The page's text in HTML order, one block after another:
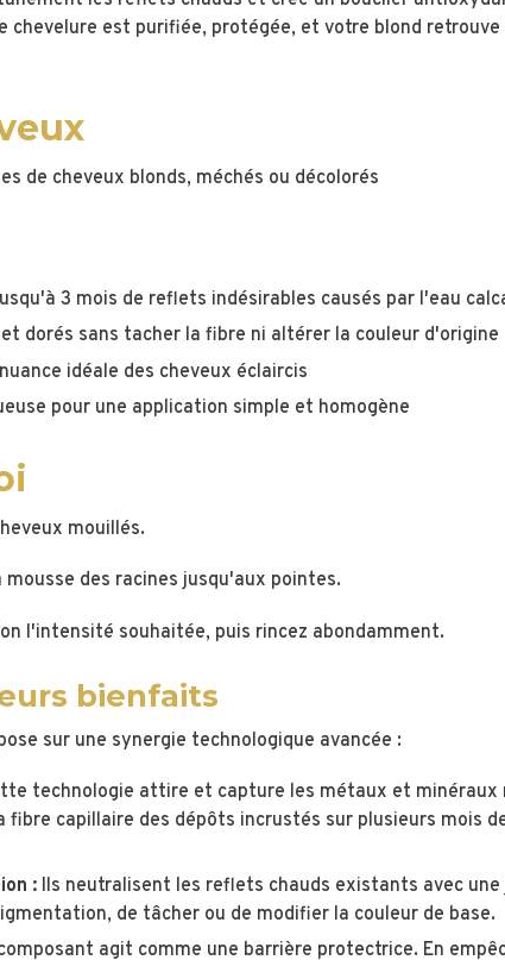
chevelure est purifiée, protégée, et votre blond
de cheveux blonds, méchés ou décolorés
3 mois de reflets indésirables causés par l'eau
dorés sans tacher la fibre ni altérer la couleur d'origine
idéale des cheveux éclaircis
pour une application simple et homogène
mouillés.
des racines jusqu'aux pointes.
l'intensité souhaitée, puis rincez abondamment.
bienfaits
sur une synergie technologique avancée :
technologie attire et capture les métaux et minéraux
fibre capillaire des dépôts incrustés sur plusieurs mois
: Ils neutralisent les reflets chauds existants avec une
de tâcher ou de modifier la couleur de base.
agit comme une barrière protectrice. En